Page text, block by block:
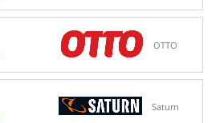
OTTO
Saturn